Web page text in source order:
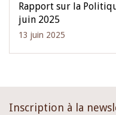
Rapport sur la
juin 2025
13 juin 2025
Inscription à la